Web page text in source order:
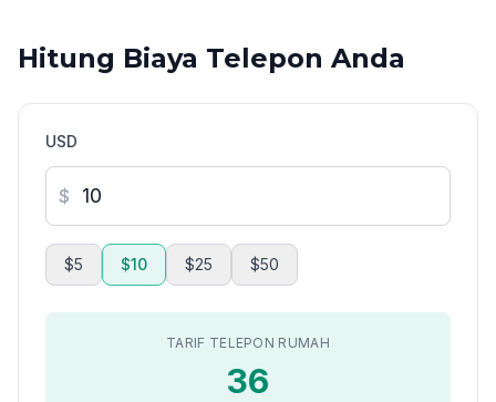
Hitung Biaya Telepon Anda
USD
$
$5 $10 $25 $50
TARIF TELEPON RUMAH
36